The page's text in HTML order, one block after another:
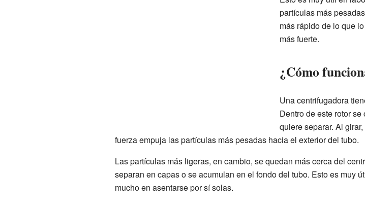
partículas más
más rápido de lo que
más fuerte.
¿Cómo
Una centrifugadora
Dentro de este rotor
quiere separar. Al
fuerza empuja las partículas más pesadas hacia el exterior del tubo.
Las partículas más ligeras, en cambio, se quedan más cerca del
separan en capas o se acumulan en el fondo del tubo. Esto es muy
mucho en asentarse por sí solas.